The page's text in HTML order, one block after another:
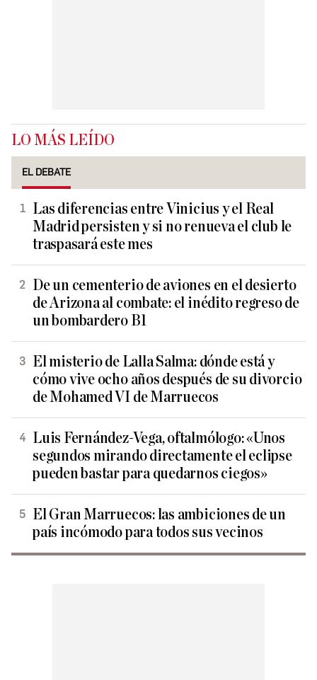
LO MÁS LEÍDO
EL DEBATE
Las diferencias entre Vinicius y el Real
Madrid persisten y si no renueva el club le
traspasará este mes
De un cementerio de aviones en el desierto
de Arizona al combate: el inédito regreso de
un bombardero B1
El misterio de Lalla Salma: dónde está y
cómo vive ocho años después de su divorcio
de Mohamed VI de Marruecos
Luis Fernández-Vega, oftalmólogo: «Unos
segundos mirando directamente el eclipse
pueden bastar para quedarnos ciegos»
El Gran Marruecos: las ambiciones de un
país incómodo para todos sus vecinos